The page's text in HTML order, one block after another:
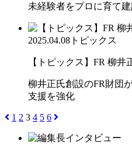
未経験者をプロに育て
2025.04.08 トピックス
【トピックス】FR 柳井
柳井正氏創設のFR財団
支援を強化
1 2 3 4 5 6